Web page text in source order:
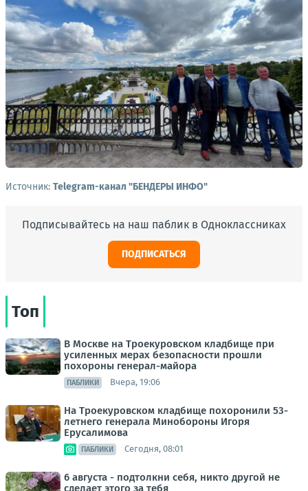
Источник: Telegram-канал "БЕНДЕРЫ ИНФО"
Подписывайтесь на наш паблик в Одноклассниках
ПОДПИСАТЬСЯ
Топ
В Москве на Троекуровском кладбище при
усиленных мерах безопасности прошли
похороны генерал-майора
ПАБЛИКИ Вчера, 19:06
На Троекуровском кладбище похоронили 53-
летнего генерала Минобороны Игоря
Ерусалимова
ПАБЛИКИ Сегодня, 08:01
6 августа - подтолкни себя, никто другой не
сделает этого за тебя